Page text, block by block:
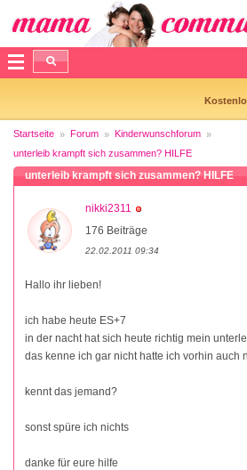
Startseite Forum
Kinderwunschforum
unterleib krampft sich zusammen? HILFE
unterleib krampft sich zusammen? HILFE
nikki2311
176 Beiträge
22.02.2011 09:34
Hallo ihr lieben!
ich habe heute ES+7
in der nacht hat sich heute richtig mein
das kenne ich gar nicht hatte ich vorhin auch
kennt das jemand?
sonst spüre ich nichts
danke für eure hilfe